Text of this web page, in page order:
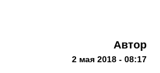
Автор
2 мая 2018 - 08:17